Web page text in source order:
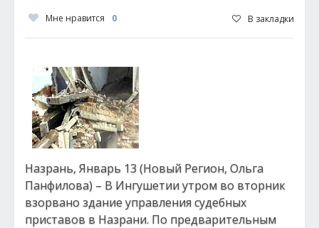
Мне нравится 0 В закладки
Назрань, Январь 13 (Новый Регион, Ольга
Панфилова) – В Ингушетии утром во вторник
взорвано здание управления судебных
приставов в Назрани. По предварительным